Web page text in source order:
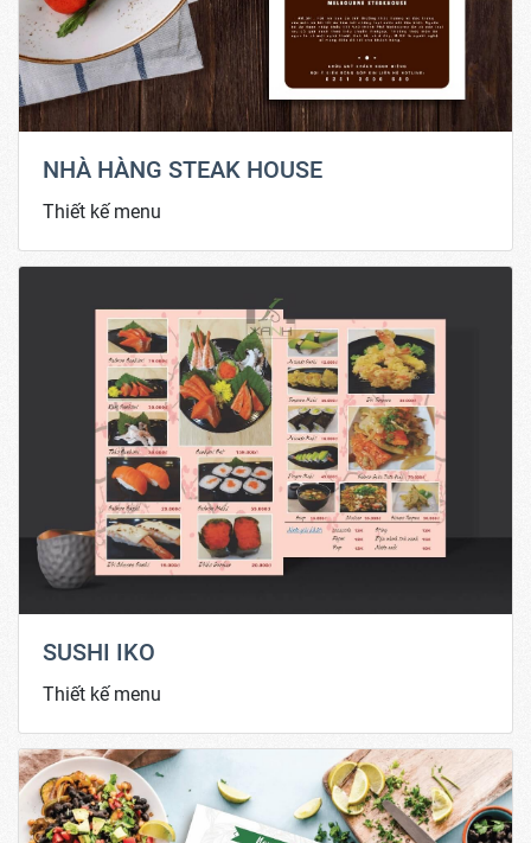
NHÀ HÀNG STEAK HOUSE
Thiết kế menu
SUSHI IKO
Thiết kế menu